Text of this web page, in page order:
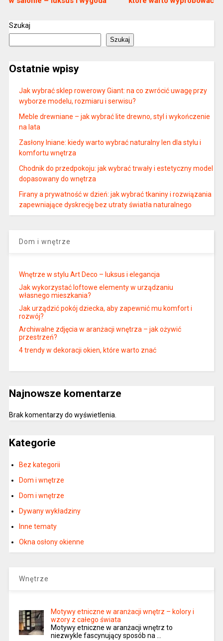
Szukaj
Szukaj
Ostatnie wpisy
Jak wybrać sklep rowerowy Giant: na co zwrócić uwagę przy
wyborze modelu, rozmiaru i serwisu?
Meble drewniane – jak wybrać lite drewno, styl i wykończenie
na lata
Zasłony lniane: kiedy warto wybrać naturalny len dla stylu i
komfortu wnętrza
Chodnik do przedpokoju: jak wybrać trwały i estetyczny model
dopasowany do wnętrza
Firany a prywatność w dzień: jak wybrać tkaniny i rozwiązania
zapewniające dyskrecję bez utraty światła naturalnego
Dom i wnętrze
Wnętrze w stylu Art Deco – luksus i elegancja
Jak wykorzystać loftowe elementy w urządzaniu
własnego mieszkania?
Jak urządzić pokój dziecka, aby zapewnić mu komfort i
rozwój?
Archiwalne zdjęcia w aranżacji wnętrza – jak ożywić
przestrzeń?
4 trendy w dekoracji okien, które warto znać
Najnowsze komentarze
Brak komentarzy do wyświetlenia.
Kategorie
Bez kategorii
Dom i wnętrze
Dom i wnętrze
Dywany wykładziny
Inne tematy
Okna osłony okienne
Wnętrze
Motywy etniczne w aranżacji wnętrz – kolory i
wzory z całego świata
Motywy etniczne w aranżacji wnętrz to
niezwykle fascynujący sposób na …